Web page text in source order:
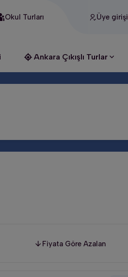
Okul Turları Üye girişi
Ankara Çıkışlı Turlar
Fiyata Göre Azalan